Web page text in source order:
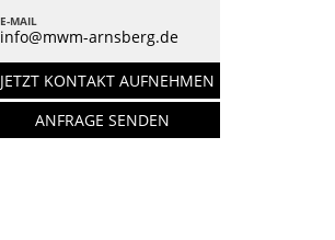
E-MAIL
info@mwm-arnsberg.de
JETZT KONTAKT AUFNEHMEN
ANFRAGE SENDEN